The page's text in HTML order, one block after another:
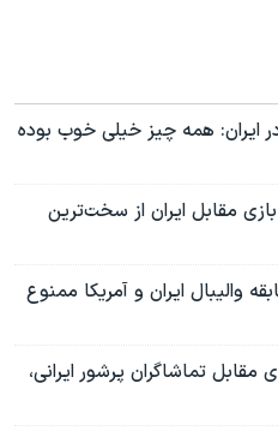
ایران: همه چیز خیلی خوب بوده
مقابل ایران از سخت‌ترین
والیبال ایران و آمریکا ممنوع
مقابل تماشاگران پرشور ایرانی،